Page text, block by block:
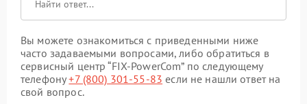
Вы можете ознакомиться с приведенными ниже
часто задаваемыми вопросами, либо обратиться в
сервисный центр “FIX-PowerCom” по следующему
телефону+7 (800) 301-55-83 если не нашли ответ на
свой вопрос.